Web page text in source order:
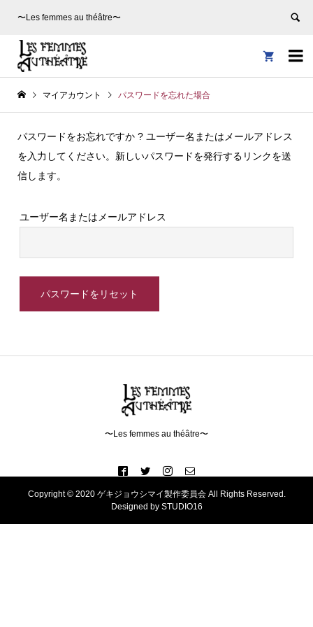
〜Les femmes au théâtre〜


マイアカウント パスワードを忘れた場合
パスワードをお忘れですか ? ユーザー名またはメールアドレス
を入力してください。新しいパスワードを発行するリンクを送
信します。
ユーザー名またはメールアドレス
パスワードをリセット
〜Les femmes au théâtre〜
Copyright © 2020 ゲキジョウシマイ製作委員会 All Rights Reserved.
Designed by STUDIO16